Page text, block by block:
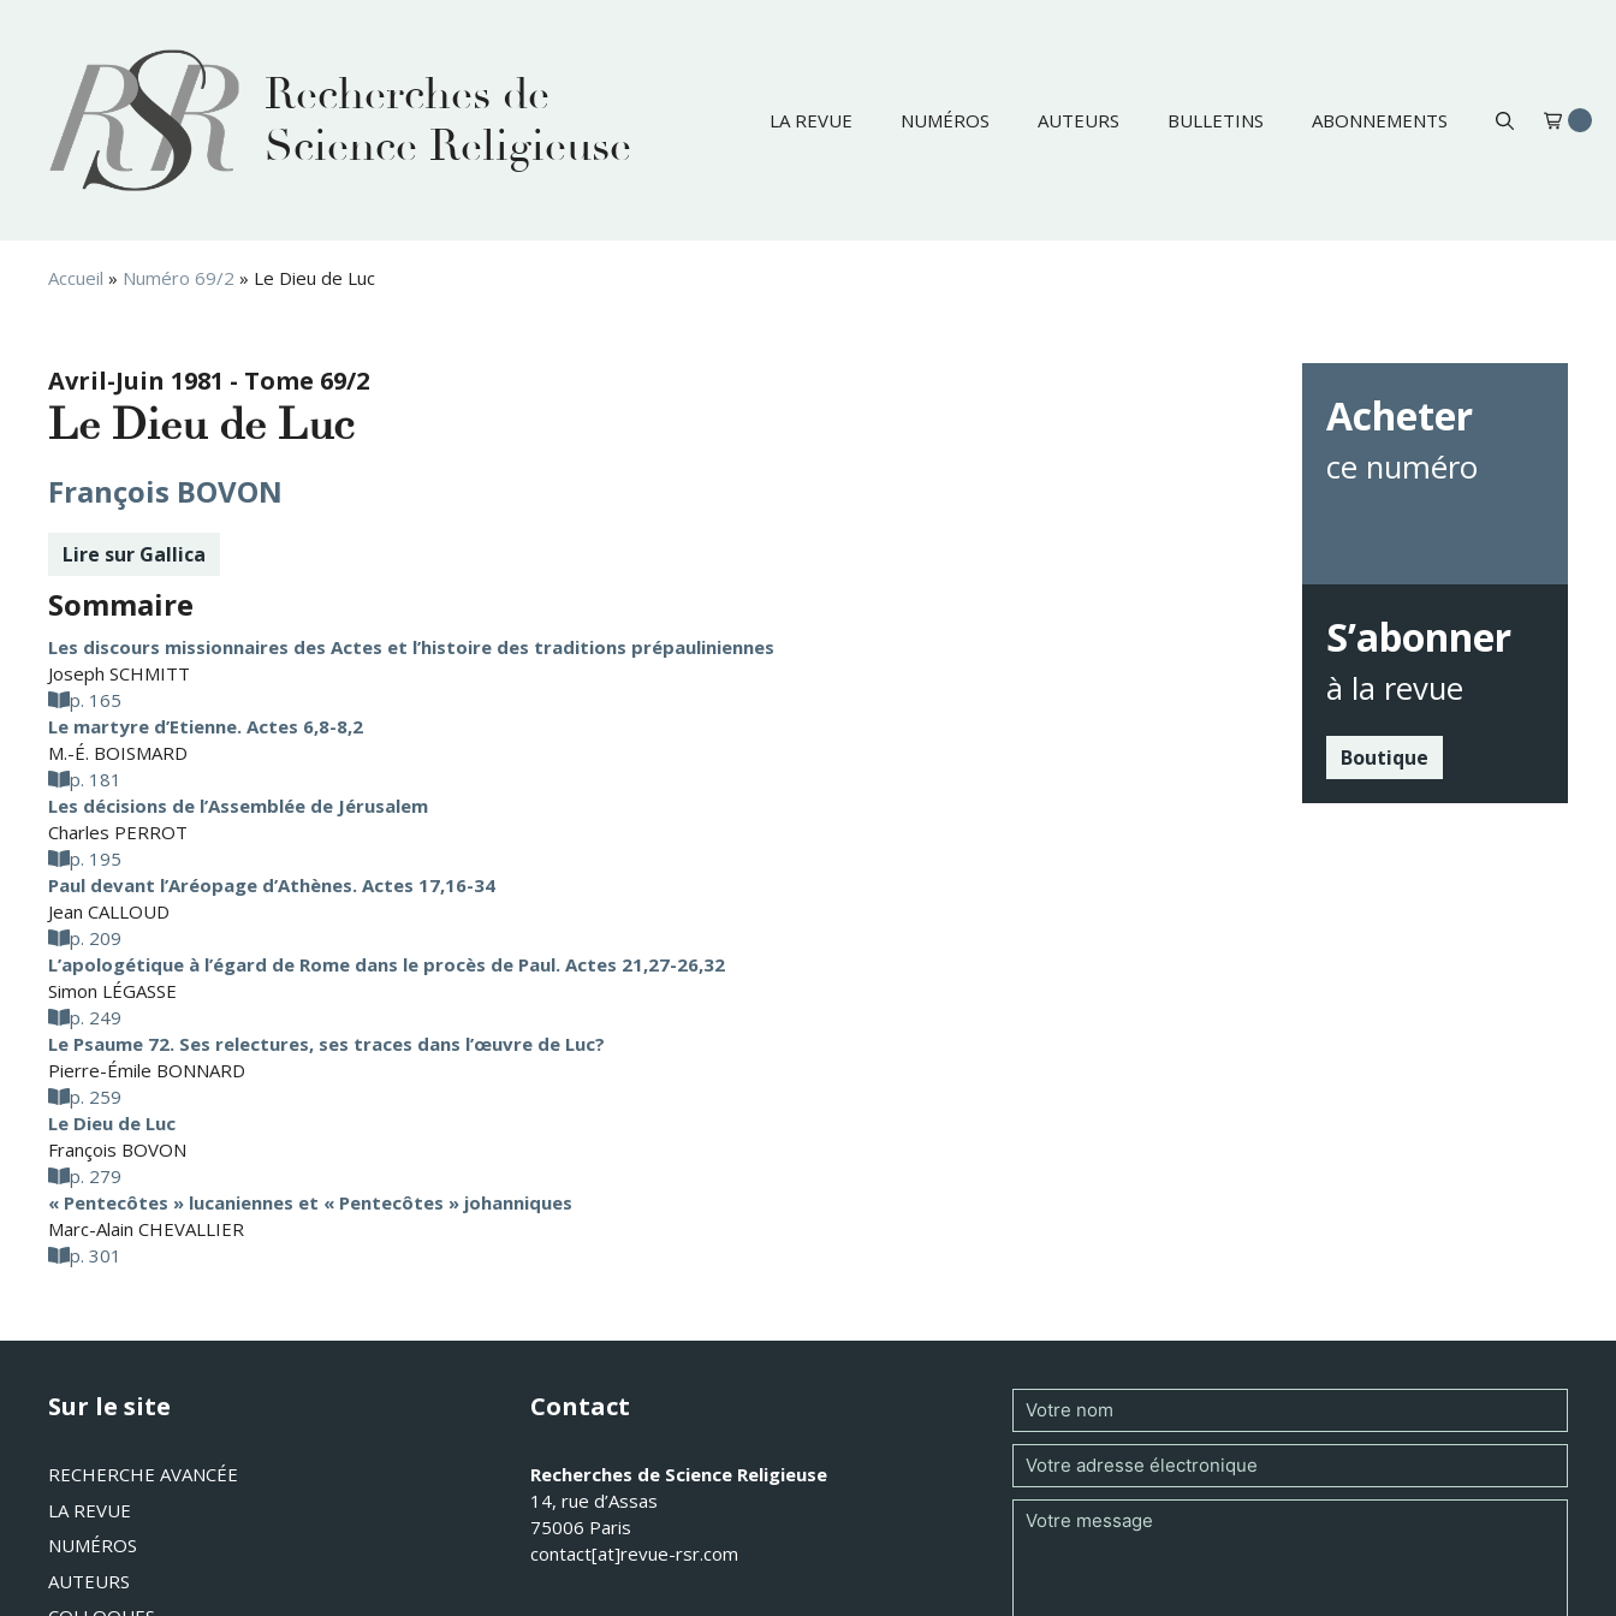
Recherches de
Science Religieuse
LA REVUE NUMÉROS AUTEURS BULLETINS ABONNEMENTS
Accueil » Numéro 69/2 » Le Dieu de Luc
Avril-Juin 1981 - Tome 69/2
Le Dieu de Luc
François BOVON
Lire sur Gallica
Sommaire
Les discours missionnaires des Actes et l’histoire des traditions prépauliniennes
Joseph SCHMITT
p. 165
Le martyre d’Etienne. Actes 6,8-8,2
M.-É. BOISMARD
p. 181
Les décisions de l’Assemblée de Jérusalem
Charles PERROT
p. 195
Paul devant l’Aréopage d’Athènes. Actes 17,16-34
Jean CALLOUD
p. 209
L’apologétique à l’égard de Rome dans le procès de Paul. Actes 21,27-26,32
Simon LÉGASSE
p. 249
Le Psaume 72. Ses relectures, ses traces dans l’œuvre de Luc?
Pierre-Émile BONNARD
p. 259
Le Dieu de Luc
François BOVON
p. 279
« Pentecôtes » lucaniennes et « Pentecôtes » johanniques
Marc-Alain CHEVALLIER
p. 301
Acheter
ce numéro
S’abonner
à la revue
Boutique
Sur le site
RECHERCHE AVANCÉE
LA REVUE
NUMÉROS
AUTEURS
Contact
Recherches de Science Religieuse
14, rue d’Assas
75006 Paris
contact[at]revue-rsr.com